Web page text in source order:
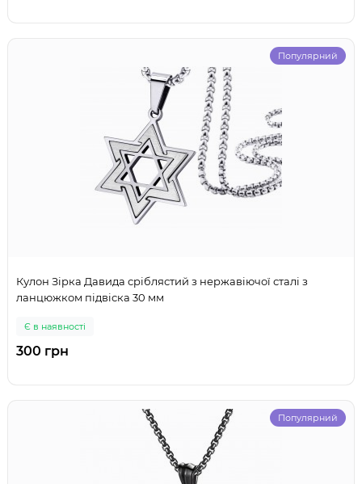
Популярний
Кулон Зірка Давида сріблястий з нержавіючої сталі з
ланцюжком підвіска 30 мм
Є в наявності
300 грн
Популярний